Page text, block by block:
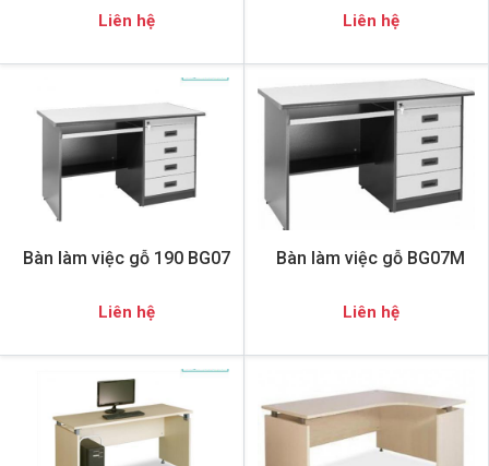
Liên hệ Liên hệ
Bàn làm việc gỗ 190 BG07
Liên hệ
Bàn làm việc gỗ BG07M
Liên hệ